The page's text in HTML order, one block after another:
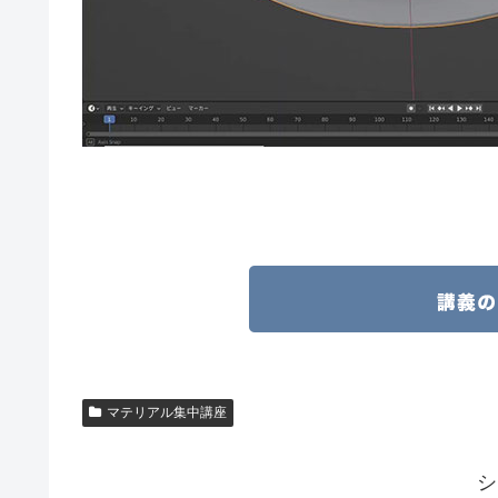
マテリアル集中講座